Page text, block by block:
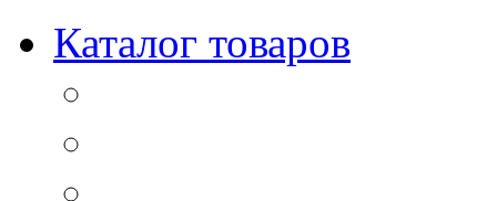
Каталог товаров